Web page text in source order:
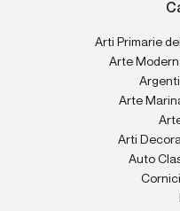
Arti Primarie
Arte
Arte
Arti
Auto